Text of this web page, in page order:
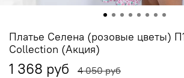
Платье Селена (розовые цветы)
Collection (Акция)
1 368 руб 4 050 руб